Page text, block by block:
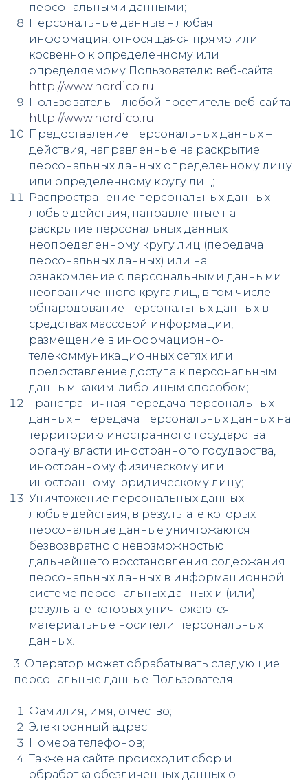
персональными данными;
Персональные данные – любая
информация, относящаяся прямо или
косвенно к определенному или
определяемому Пользователю веб-сайта
http://www.nordico.ru;
Пользователь – любой посетитель веб-сайта
http://www.nordico.ru;
Предоставление персональных данных –
действия, направленные на раскрытие
персональных данных определенному лицу
или определенному кругу лиц;
Распространение персональных данных –
любые действия, направленные на
раскрытие персональных данных
неопределенному кругу лиц (передача
персональных данных) или на
ознакомление с персональными данными
неограниченного круга лиц, в том числе
обнародование персональных данных в
средствах массовой информации,
размещение в информационно-
телекоммуникационных сетях или
предоставление доступа к персональным
данным каким-либо иным способом;
Трансграничная передача персональных
данных – передача персональных данных на
территорию иностранного государства
органу власти иностранного государства,
иностранному физическому или
иностранному юридическому лицу;
Уничтожение персональных данных –
любые действия, в результате которых
персональные данные уничтожаются
безвозвратно с невозможностью
дальнейшего восстановления содержания
персональных данных в информационной
системе персональных данных и (или)
результате которых уничтожаются
материальные носители персональных
данных.
3. Оператор может обрабатывать следующие
персональные данные Пользователя
Фамилия, имя, отчество;
Электронный адрес;
Номера телефонов;
Также на сайте происходит сбор и
обработка обезличенных данных о